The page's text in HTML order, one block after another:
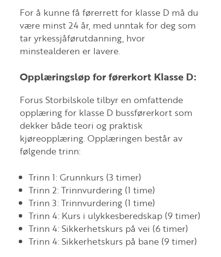
For å kunne få førerrett for klasse D må du
være minst 24 år, med unntak for deg som
tar yrkessjåførutdanning, hvor
minstealderen er lavere.
Opplæringsløp for førerkort Klasse D:
Forus Storbilskole tilbyr en omfattende
opplæring for klasse D bussførerkort som
dekker både teori og praktisk
kjøreopplæring. Opplæringen består av
følgende trinn:
Trinn 1: Grunnkurs (3 timer)
Trinn 2: Trinnvurdering (1 time)
Trinn 3: Trinnvurdering (1 time)
Trinn 4: Kurs i ulykkesberedskap (9 timer)
Trinn 4: Sikkerhetskurs på vei (6 timer)
Trinn 4: Sikkerhetskurs på bane (9 timer)